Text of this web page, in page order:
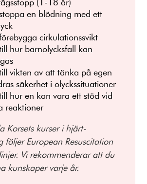
en blödning med ett
cirkulationssvikt
hur barnolycksfall kan
vikten av att tänka på egen
säkerhet i olyckssituationer
hur en kan vara ett stöd vid
reaktioner
Korsets kurser i hjärt-
följer European Resuscitation
Vi rekommenderar att du
kunskaper varje år.